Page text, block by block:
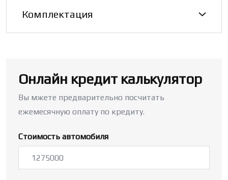
Комплектация
Онлайн кредит калькулятор
Вы мжете предварительно посчитать
ежемесячную оплату по кредиту.
Стоимость автомобиля